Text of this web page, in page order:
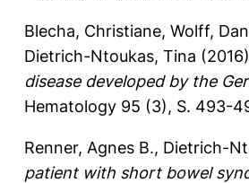
Blecha, Christiane, Wolff,
Dietrich-Ntoukas, Tina (2016)
disease developed by the
Hematology 95 (3), S. 493-
Renner, Agnes B., Dietrich-
patient with short bowel